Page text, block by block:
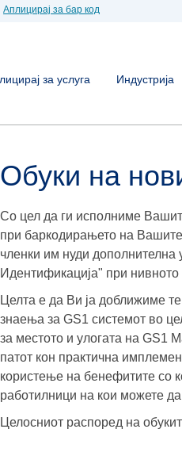
Аплицирај за бар код
за услуга Индустрија
Обуки на
Со цел да ги исполниме
при баркодирањето на
членки им нуди
Идентификација" при
Целта е да Ви ја доближиме
знаења за GS1 системот во
за местото и улогата на GS1
патот кон практична
користење на бенефитите со
работилници на кои можете да
Целосниот распоред на